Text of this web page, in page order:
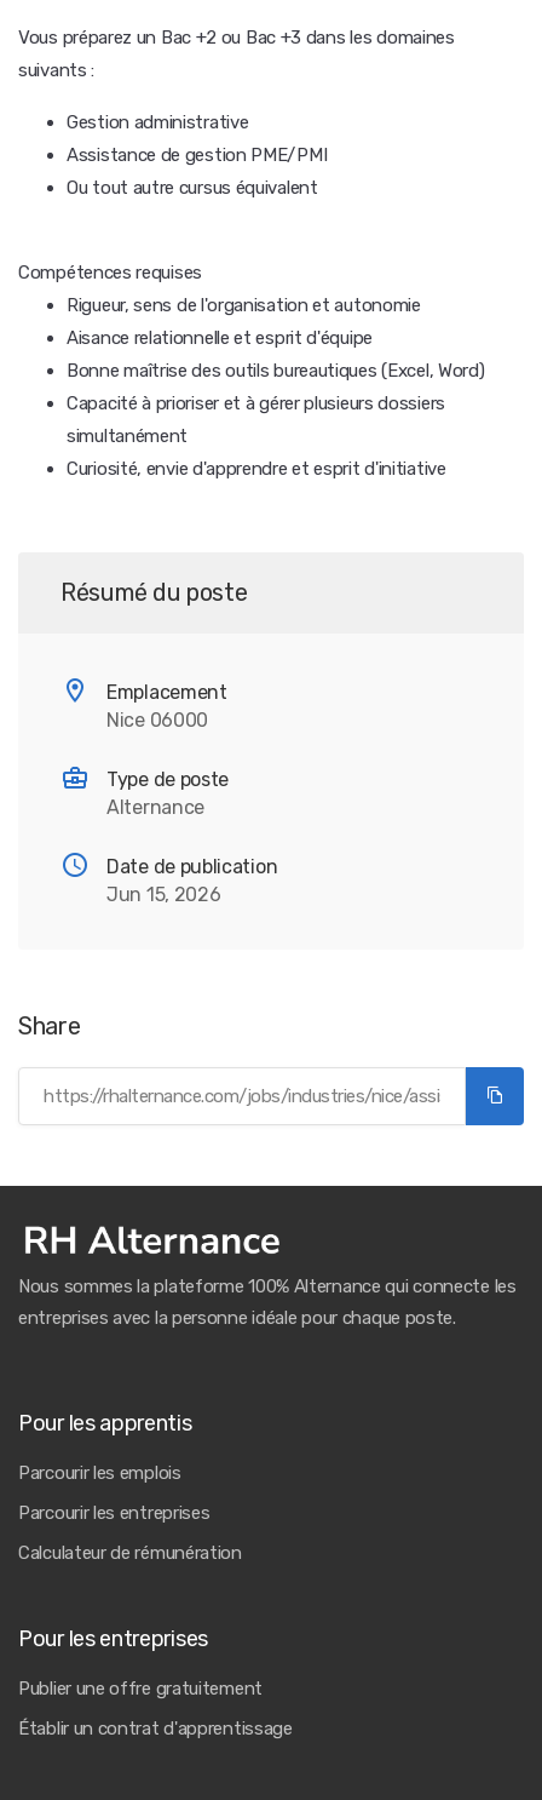
Vous préparez un Bac +2 ou Bac +3 dans les domaines
suivants :
Gestion administrative
Assistance de gestion PME/PMI
Ou tout autre cursus équivalent
Compétences requises
Rigueur, sens de l'organisation et autonomie
Aisance relationnelle et esprit d'équipe
Bonne maîtrise des outils bureautiques (Excel, Word)
Capacité à prioriser et à gérer plusieurs dossiers
simultanément
Curiosité, envie d'apprendre et esprit d'initiative
Résumé du poste
Emplacement
Nice 06000
Type de poste
Alternance
Date de publication
Jun 15, 2026
Share
Nous sommes la plateforme 100% Alternance qui connecte les
entreprises avec la personne idéale pour chaque poste.
Pour les apprentis
Parcourir les emplois
Parcourir les entreprises
Calculateur de rémunération
Pour les entreprises
Publier une offre gratuitement
Établir un contrat d'apprentissage